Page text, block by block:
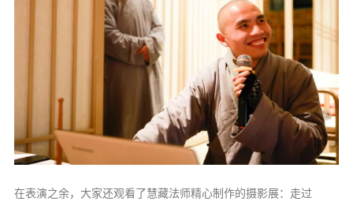
在表演之余，大家还观看了慧藏法师精心制作的摄影展：走过